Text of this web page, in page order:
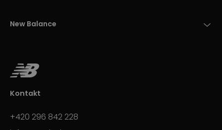
New Balance
Kontakt
+420 296 842 228